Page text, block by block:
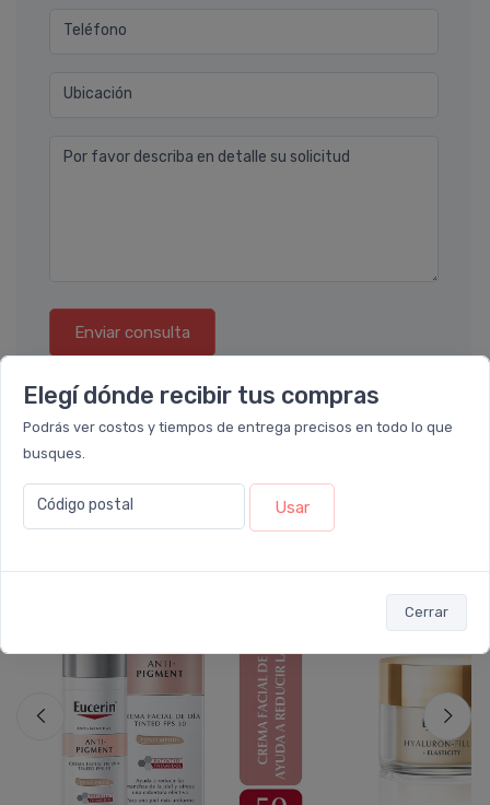
Elegí dónde recibir tus compras
Podrás ver costos y tiempos de entrega precisos en todo lo que
busques.
Código postal Usar
Cerrar
Teléfono
Ubicación
Por favor describa en detalle su solicitud
Enviar consulta
También te recomendamos...
10%OFF 50%OFF